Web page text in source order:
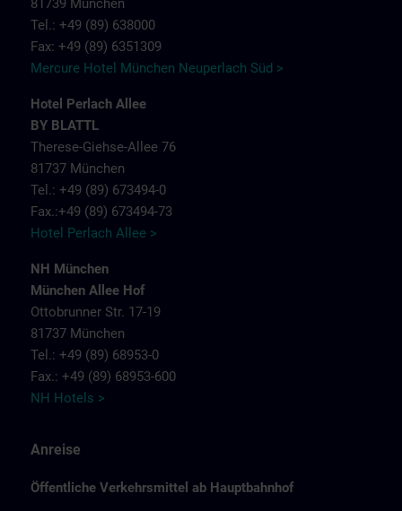
81739 München
Tel.: +49 (89) 638000
Fax: +49 (89) 6351309
Mercure Hotel München Neuperlach Süd >
Hotel Perlach Allee
BY BLATTL
Therese-Giehse-Allee 76
81737 München
Tel.: +49 (89) 673494-0
Fax.:+49 (89) 673494-73
Hotel Perlach Allee >
NH München
München Allee Hof
Ottobrunner Str. 17-19
81737 München
Tel.: +49 (89) 68953-0
Fax.: +49 (89) 68953-600
NH Hotels >
Anreise
Öffentliche Verkehrsmittel ab Hauptbahnhof